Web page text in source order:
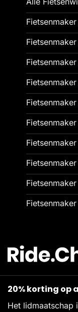
20% korting op
Het lidmaatschap